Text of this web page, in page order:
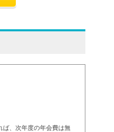
、次年度の年会費は無